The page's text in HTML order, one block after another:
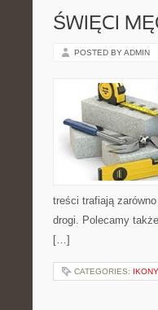
ŚWIĘCI
POSTED BY ADMIN
treści trafiają
drogi. Polecamy
[…]
CATEGORIES: